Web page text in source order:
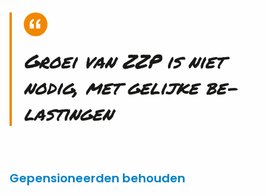
Groei van ZZP is niet
nodig, met ge­lij­ke be­
las­tin­gen
Gepensioneerden behouden